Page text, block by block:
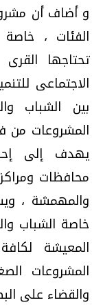
و أضاف أن
الفئات ،
تحتاجها
الاجتماعى
بين الشباب
المشروعات من
يهدف إلى
محافظات
والمهمشة ،
خاصة الشباب
المعيشة
المشروعات
والقضاء على